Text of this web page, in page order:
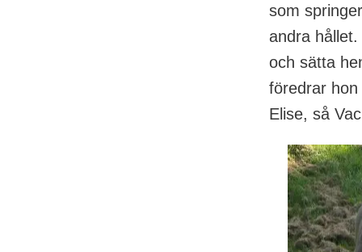
som
andra
och sätta
föredrar
Elise, så